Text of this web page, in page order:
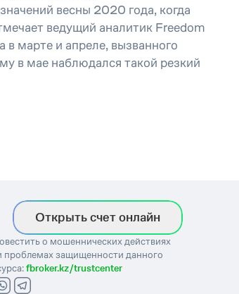
весны 2020 года, когда
ведущий аналитик Freedom
марте и апреле, вызванного
в мае наблюдался такой резкий
Открыть счет онлайн
о мошеннических действиях
проблемах защищенности данного
fbroker.kz/trustcenter